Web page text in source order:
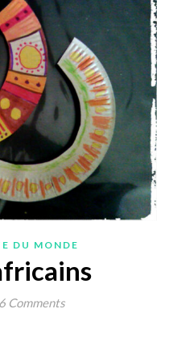
DU MONDE
6 Comments